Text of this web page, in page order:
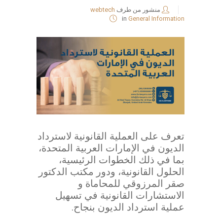
منشور من طرف webtech
in General Information
تعرف على العملية القانونية لاسترداد
الديون في الإمارات العربية المتحدة،
بما في ذلك الخطوات الرئيسية،
الحلول القانونية، ودور مكتب الدكتور
صقر المرزوقي للمحاماة و
الاستشارات القانونية في تسهيل
عملية استرداد الديون بنجاح.